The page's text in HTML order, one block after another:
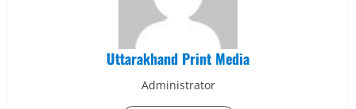
Uttarakhand Print Media
Administrator